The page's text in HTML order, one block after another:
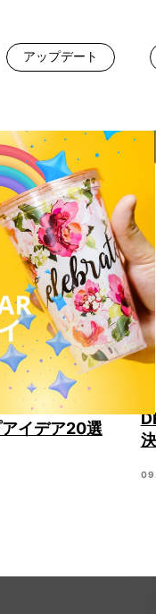
アップデート
イデア20選